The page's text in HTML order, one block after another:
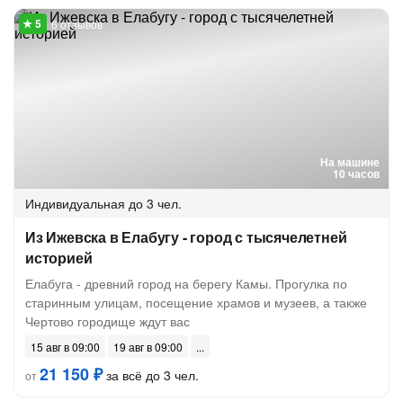
На машине
10 часов
6 отзывов
Индивидуальная до 3 чел.
Из Ижевска в Елабугу - город с тысячелетней
историей
Елабуга - древний город на берегу Камы. Прогулка по
старинным улицам, посещение храмов и музеев, а также
Чертово городище ждут вас
15 авг в 09:00
19 авг в 09:00
от21 150 ₽за всё до 3 чел.